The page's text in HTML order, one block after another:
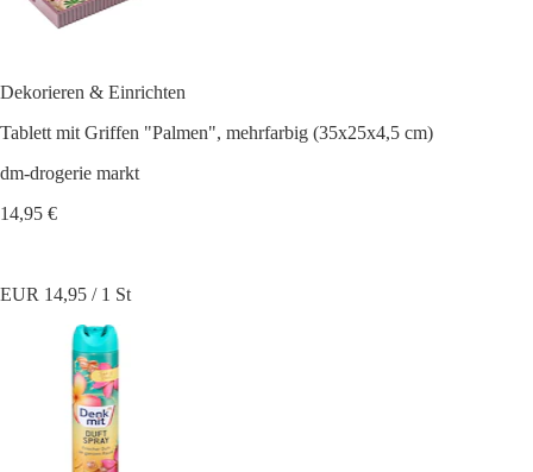
Dekorieren & Einrichten
Tablett mit Griffen "Palmen", mehrfarbig (35x25x4,5 cm)
dm-drogerie markt
14,95 €
EUR 14,95 / 1 St